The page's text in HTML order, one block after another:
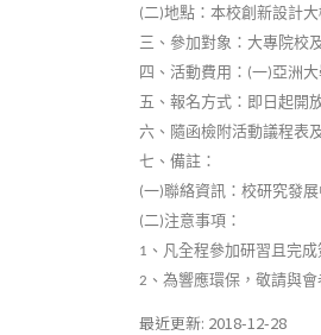
(二)地點：本校創新設計
三、參加對象：大專院校
四、活動費用： (一)亞洲
五、報名方式：即日起開
六、隨函檢附活動議程表
七、備註：
(一)聯絡資訊：校研究發
(二)注意事項：
1 、凡全程參加研習且完
2 、為響應環保，敬請與
最近更新: 2018-12-28